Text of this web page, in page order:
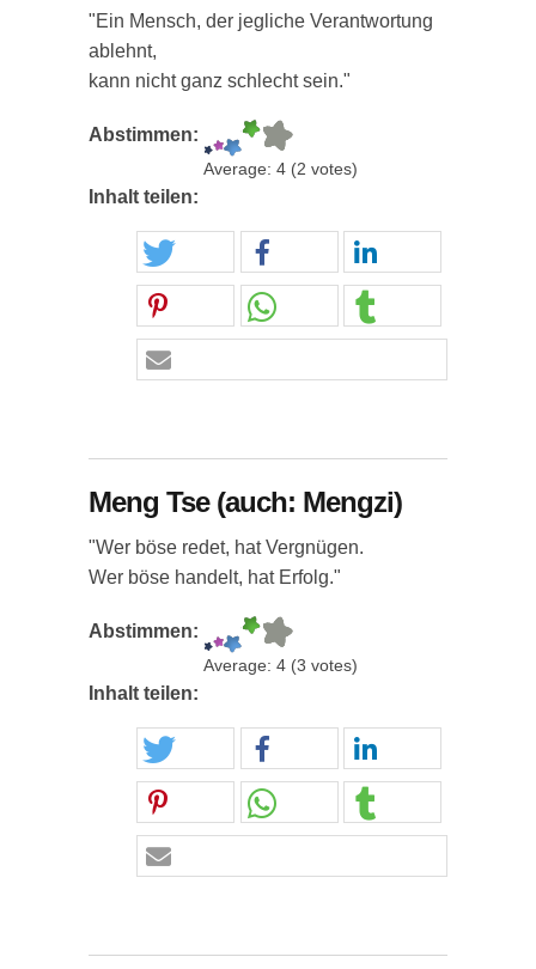
"Ein Mensch, der jegliche Verantwortung
ablehnt,
kann nicht ganz schlecht sein."
Abstimmen:
Average: 4 (2 votes)
Inhalt teilen:
Meng Tse (auch: Mengzi)
"Wer böse redet, hat Vergnügen.
Wer böse handelt, hat Erfolg."
Abstimmen:
Average: 4 (3 votes)
Inhalt teilen: